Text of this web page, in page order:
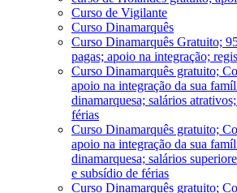
Curso de Vigilante
Curso Dinamarquês
Curso Dinamarquês Gratuito;
pagas; apoio na integração;
Curso Dinamarquês gratuito;
apoio na integração da sua
dinamarquesa; salários
férias
Curso Dinamarquês gratuito;
apoio na integração da sua
dinamarquesa; salários
e subsídio de férias
Curso Dinamarquês gratuito;